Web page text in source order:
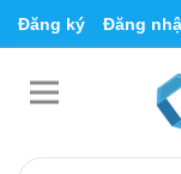
Đăng ký Đăng